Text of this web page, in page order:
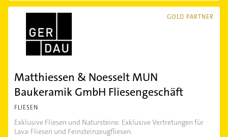
GOLD PARTNER
Matthiessen & Noesselt MUN
Baukeramik GmbH Fliesengeschäft
FLIESEN
Exklusive Fliesen und Natursteine. Exklusive Vertretungen für
Lava-Fliesen und Feinsteinzeugfliesen.